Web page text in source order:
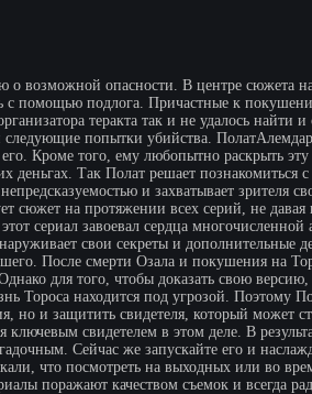
возможной опасности. В центре сюжета
с помощью подлога. Причастные к
теракта так и не удалось найти
попытки убийства. ПолатАлемдар
Кроме того, ему любопытно раскрыть эту
Так Полат решает познакомиться с
и захватывает зрителя
сюжет на протяжении всех серий, не
сериал завоевал сердца многочисленной
свои секреты и дополнительные
После смерти Озала и покушения на
для того, чтобы доказать свою
Тороса находится под угрозой. Поэтому
но и защитить свидетеля, который может
свидетелем в этом деле. В
Сейчас же запускайте его и
что посмотреть на выходных или во
поражают качеством съемок и всегда